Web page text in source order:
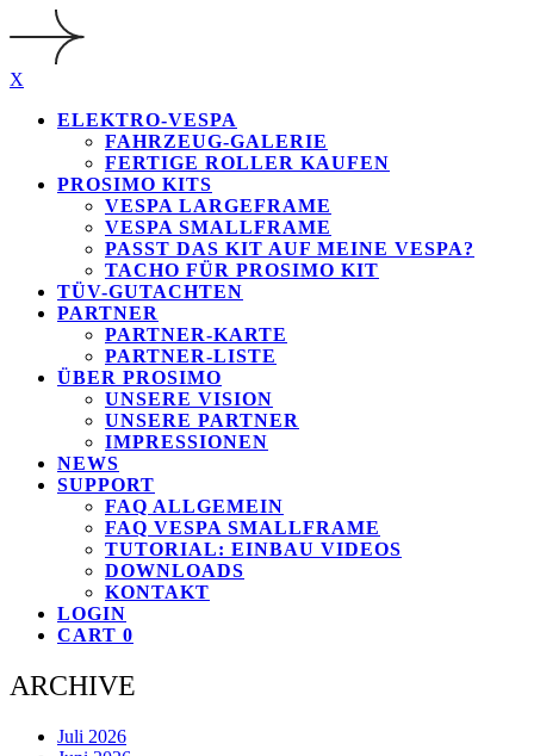
X
ELEKTRO-VESPA
FAHRZEUG-GALERIE
FERTIGE ROLLER KAUFEN
PROSIMO KITS
VESPA LARGEFRAME
VESPA SMALLFRAME
PASST DAS KIT AUF MEINE VESPA?
TACHO FÜR PROSIMO KIT
TÜV-GUTACHTEN
PARTNER
PARTNER-KARTE
PARTNER-LISTE
ÜBER PROSIMO
UNSERE VISION
UNSERE PARTNER
IMPRESSIONEN
NEWS
SUPPORT
FAQ ALLGEMEIN
FAQ VESPA SMALLFRAME
TUTORIAL: EINBAU VIDEOS
DOWNLOADS
KONTAKT
LOGIN
CART 0
ARCHIVE
Juli 2026